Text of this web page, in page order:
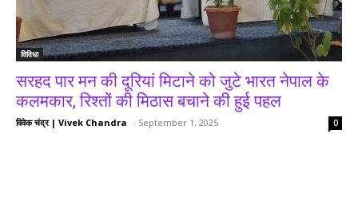
विविधा
सरहद पार मन की दूरियां मिटाने को जुटे भारत नेपाल के
कलमकार, रिश्तों की मिठास बचाने की हुई पहल
विवेक चंद्र | Vivek Chandra - September 1, 2025 0